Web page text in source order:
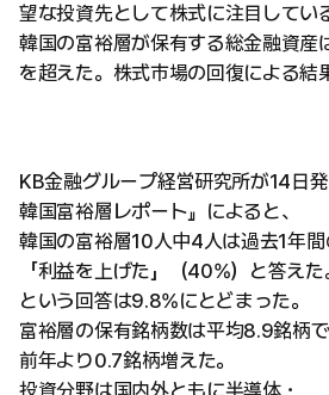
望な投資先として株式に注目してい
韓国の富裕層が保有する総金融資
を超えた。株式市場の回復による結
KB金融グループ経営研究所が14日
韓国富裕層レポート』によると、
韓国の富裕層10人中4人は過去1年
「利益を上げた」（40%）と答えた
という回答は9.8%にとどまった。
富裕層の保有銘柄数は平均8.9銘柄で
前年より0.7銘柄増えた。